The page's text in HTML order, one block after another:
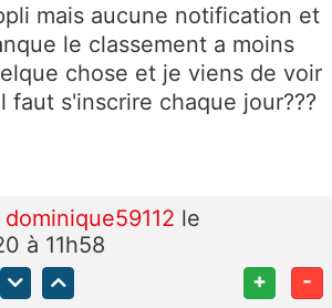
mais aucune notification et
le classement a moins
chose et je viens de voir
faut s'inscrire chaque jour???
dominique59112 le
à 11h58
+ -